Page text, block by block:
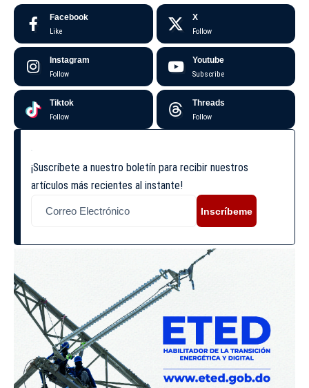
Facebook
Like
X
Follow
Instagram
Follow
Youtube
Subscribe
Tiktok
Follow
Threads
Follow
¡Suscríbete a nuestro boletín para recibir nuestros
artículos más recientes al instante!
Inscríbeme